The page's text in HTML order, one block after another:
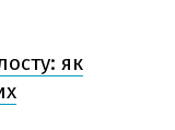
як